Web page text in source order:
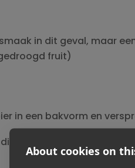
in dit geval, maar
fruit)
in een bakvorm en
hard en kan je makkelijk
About cookies on